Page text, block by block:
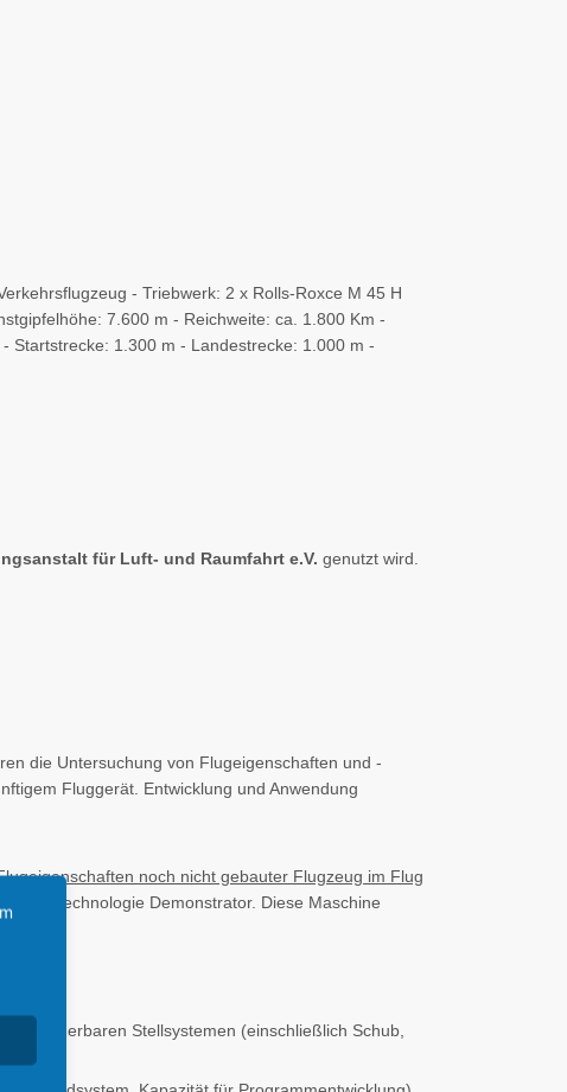
- Triebwerk: 2 x Rolls-Roxce M 45 H
7.600 m - Reichweite: ca. 1.800 Km -
Startstrecke: 1.300 m - Landestrecke: 1.000 m -
für Luft- und Raumfahrt e.V. genutzt wird.
die Untersuchung von Flugeigenschaften und -
Fluggerät. Entwicklung und Anwendung
noch nicht gebauter Flugzeug im Flug
Technologie Demonstrator. Diese Maschine
ansteuerbaren Stellsystemen (einschließlich Schub,